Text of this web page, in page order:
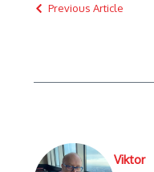
Previous Article
Viktor